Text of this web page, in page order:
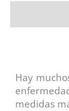
Hay
medidas